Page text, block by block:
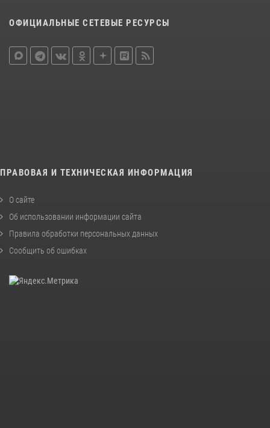
ОФИЦИАЛЬНЫЕ СЕТЕВЫЕ РЕСУРСЫ
ПРАВОВАЯ И ТЕХНИЧЕСКАЯ ИНФОРМАЦИЯ
О сайте
Об использовании информации сайта
Правила обработки персональных данных
Сообщить об ошибках